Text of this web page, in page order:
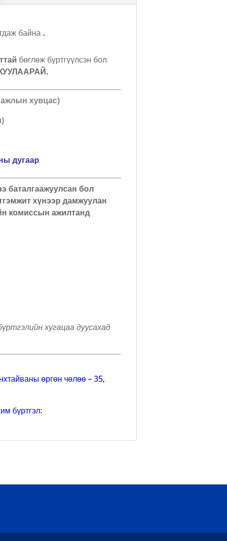
байна .
бөглөж бүртгүүлсэн бол
ажлын хувцас)
дугаар
баталгаажуулсан бол
хүнээр дамжуулан
комиссын ажилтанд
хугацаа дуусахад
өргөн чөлөө – 35,
бүртгэл: